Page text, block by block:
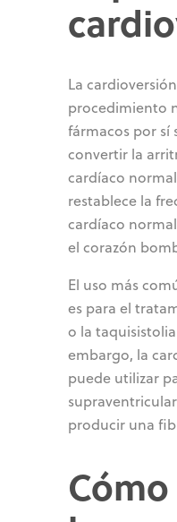
La
procedimiento
fármacos por sí
convertir la
cardíaco
restablece la
cardíaco
el corazón
El uso más
es para el
o la
embargo, la
puede utilizar
producir una